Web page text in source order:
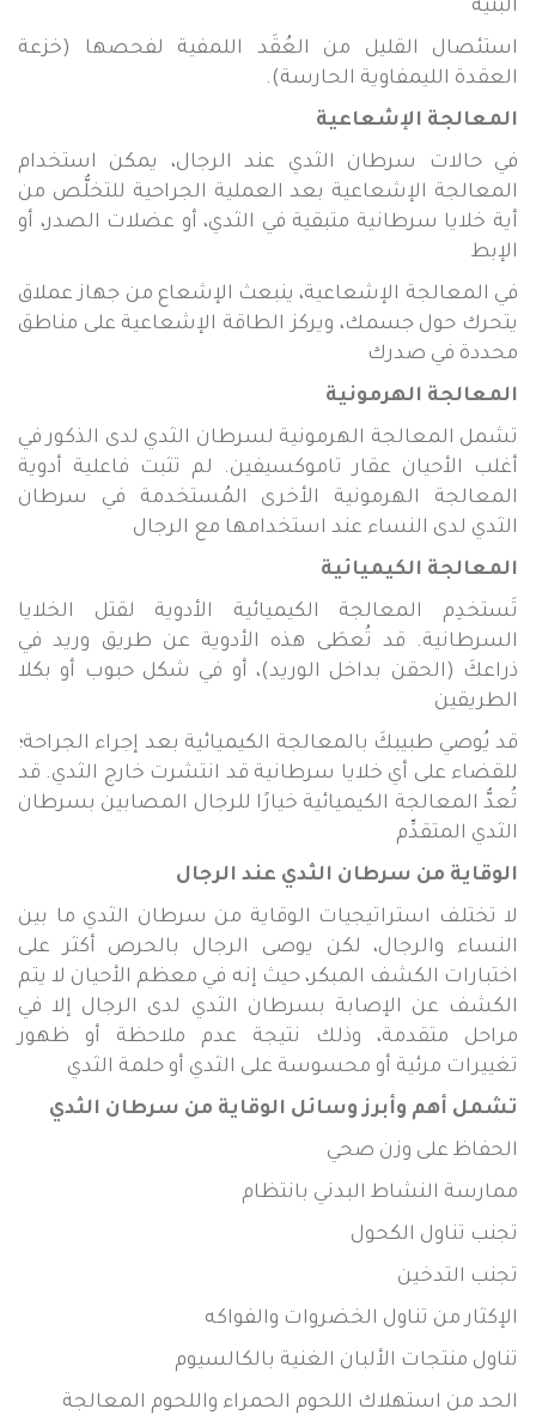
البنية
استئصال القليل من العُقَد اللمفية لفحصها (خزعة
العقدة الليمفاوية الحارسة).
المعالجة الإشعاعية
في حالات سرطان الثدي عند الرجال، يمكن استخدام
المعالجة الإشعاعية بعد العملية الجراحية للتخلُّص من
أية خلايا سرطانية متبقية في الثدي، أو عضلات الصدر، أو
الإبط
في المعالجة الإشعاعية، ينبعث الإشعاع من جهاز عملاق
يتحرك حول جسمك، ويركز الطاقة الإشعاعية على مناطق
محددة في صدرك
المعالجة الهرمونية
تشمل المعالجة الهرمونية لسرطان الثدي لدى الذكور في
أغلب الأحيان عقار تاموكسيفين. لم تثبت فاعلية أدوية
المعالجة الهرمونية الأخرى المُستخدمة في سرطان
الثدي لدى النساء عند استخدامها مع الرجال
المعالجة الكيميائية
تَستخدِم المعالجة الكيميائية الأدوية لقتل الخلايا
السرطانية. قد تُعطَى هذه الأدوية عن طريق وريد في
ذراعكَ (الحقن بداخل الوريد)، أو في شكل حبوب أو بكلا
الطريقين
قد يُوصي طبيبكَ بالمعالجة الكيميائية بعد إجراء الجراحة؛
للقضاء على أي خلايا سرطانية قد انتشرت خارج الثدي. قد
تُعدُّ المعالجة الكيميائية خيارًا للرجال المصابين بسرطان
الثدي المتقدِّم
الوقاية من سرطان الثدي عند الرجال
لا تختلف استراتيجيات الوقاية من سرطان الثدي ما بين
النساء والرجال، لكن يوصى الرجال بالحرص أكثر على
اختبارات الكشف المبكر، حيث إنه في معظم الأحيان لا يتم
الكشف عن الإصابة بسرطان الثدي لدى الرجال إلا في
مراحل متقدمة، وذلك نتيجة عدم ملاحظة أو ظهور
تغييرات مرئية أو محسوسة على الثدي أو حلمة الثدي
تشمل أهم وأبرز وسائل الوقاية من سرطان الثدي
الحفاظ على وزن صحي
ممارسة النشاط البدني بانتظام
تجنب تناول الكحول
تجنب التدخين
الإكثار من تناول الخضروات والفواكه
تناول منتجات الألبان الغنية بالكالسيوم
الحد من استهلاك اللحوم الحمراء واللحوم المعالجة